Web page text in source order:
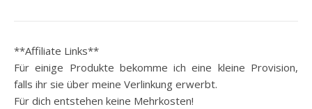
**Affiliate Links**
Für einige Produkte bekomme ich eine kleine Provision,
falls ihr sie über meine Verlinkung erwerbt.
Für dich entstehen keine Mehrkosten!